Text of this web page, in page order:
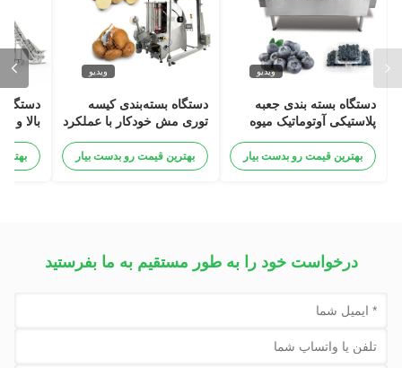
ویدیو
دستگاه بسته بندی جعبه
پلاستیکی آوتوماتیک میوه
زمستانی جوجو
بهترین قیمت رو بدست بیار
ویدیو
دستگاه بسته‌بندی کیسه
توری مش خودکار با عملکرد
سیر، پرتقال، سبزیجات،
دستگاه بسته‌بندی کیسه
بهترین قیمت رو بدست بیار
دستگاه
درخواست خود را به طور مستقیم به ما بفرستید